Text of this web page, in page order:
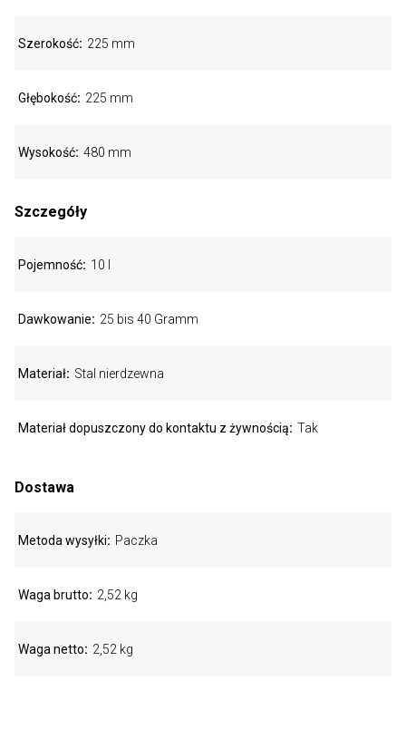
Szerokość 225 mm
Głębokość 225 mm
Wysokość 480 mm
Szczegóły
Pojemność 10 l
Dawkowanie 25 bis 40 Gramm
Materiał Stal nierdzewna
Materiał dopuszczony do kontaktu z żywnością Tak
Dostawa
Metoda wysyłki Paczka
Waga brutto 2,52 kg
Waga netto 2,52 kg